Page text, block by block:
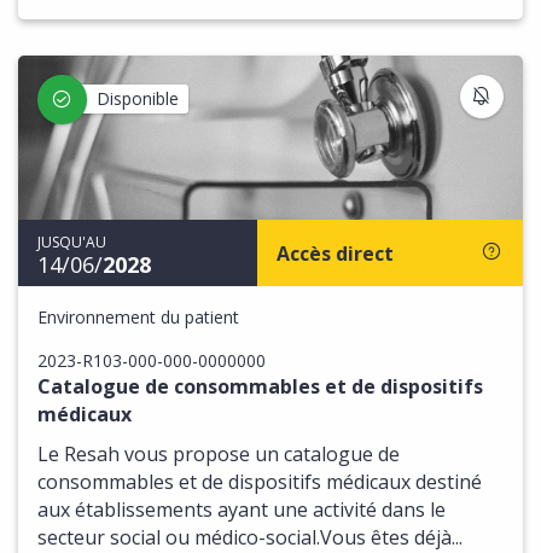
Disponible
JUSQU'AU
14/06/2028 Accès direct
Environnement du patient
2023-R103-000-000-0000000
Catalogue de consommables et de dispositifs
médicaux
Le Resah vous propose un catalogue de
consommables et de dispositifs médicaux destiné
aux établissements ayant une activité dans le
secteur social ou médico-social.Vous êtes déjà...